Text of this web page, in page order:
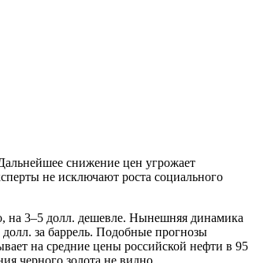
снижение цен угрожает
не исключают роста социального
на 3–5 долл. дешевле. Нынешняя динамика
за баррель. Подобные прогнозы
на средние цены российской нефти в 95
черного золота не видно.